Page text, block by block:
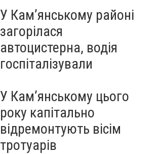
У Кам’янському районі
загорілася
автоцистерна, водія
госпіталізували
У Кам’янському цього
року капітально
відремонтують вісім
тротуарів